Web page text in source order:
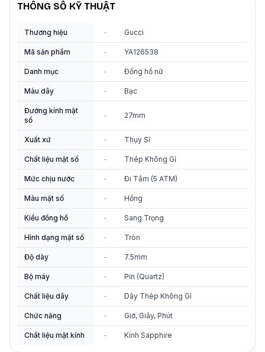
THÔNG SỐ KỸ THUẬT
Thương hiệu - Gucci
Mã sản phẩm - YA126538
Danh mục - Đồng hồ nữ
Màu dây - Bạc
Đường kính mặt
số
- 27mm
Xuất xứ - Thụy Sĩ
Chất liệu mặt số - Thép Không Gỉ
Mức chịu nước - Đi Tắm (5 ATM)
Màu mặt số - Hồng
Kiểu đồng hồ - Sang Trọng
Hình dạng mặt số - Tròn
Độ dày - 7.5mm
Bộ máy - Pin (Quartz)
Chất liệu dây - Dây Thép Không Gỉ
Chức năng - Giờ, Giây, Phút
Chất liệu mặt kính - Kính Sapphire